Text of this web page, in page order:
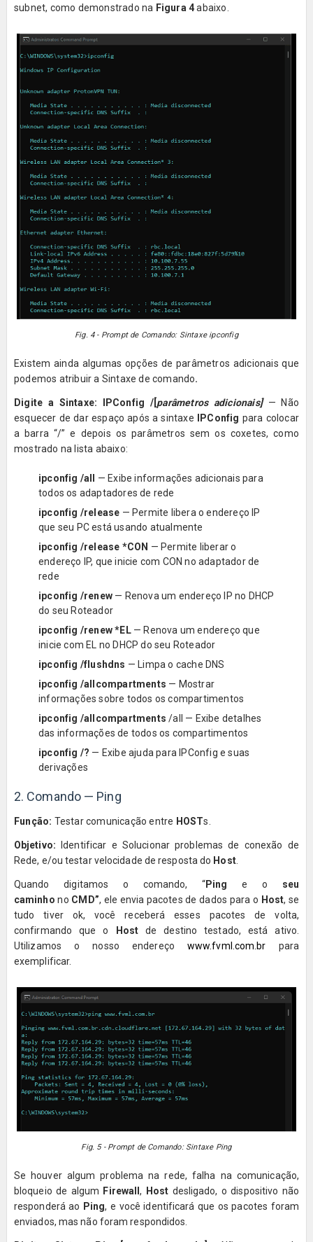
subnet, como demonstrado na Figura 4abaixo.
Fig. 4 - Prompt de Comando: Sintaxe ipconfig
Existem ainda algumas opções de parâmetros adicionais que
podemos atribuir a Sintaxe de comando.
Digite a Sintaxe: IPConfig /[parâmetros adicionais]— Não
esquecer de dar espaço após a sintaxe IPConfig para colocar
a barra “/” e depois os parâmetros sem os coxetes, como
mostrado na lista abaixo:
ipconfig /all — Exibe informações adicionais para
todos os adaptadores de rede
ipconfig /release — Permite libera o endereço IP
que seu PC está usando atualmente
ipconfig /release *CON — Permite liberar o
endereço IP, que inicie com CON no adaptador de
rede
ipconfig /renew— Renova um endereço IP no DHCP
do seu Roteador
ipconfig /renew *EL— Renova um endereço que
inicie com EL no DHCP do seu Roteador
ipconfig /flushdns — Limpa o cache DNS
ipconfig /allcompartments — Mostrar
informações sobre todos os compartimentos
ipconfig /allcompartments /all — Exibe detalhes
das informações de todos os compartimentos
ipconfig /? — Exibe ajuda para IPConfig e suas
derivações
2. Comando — Ping
Função: Testar comunicação entre HOSTs.
Objetivo: Identificar e Solucionar problemas de conexão de
Rede, e/ou testar velocidade de resposta do Host.
Quando digitamos o comando, “Pinge o seu
caminho no CMD”, ele envia pacotes de dados para o Host, se
tudo tiver ok,você receberá esses pacotes de volta,
confirmando que o Host de destino testado, está ativo.
Utilizamos o nosso endereço www.fvml.com.br para
exemplificar.
Fig. 5 - Prompt de Comando: Sintaxe Ping
Se houver algum problema na rede, falha na comunicação,
bloqueio de algum Firewall, Host desligado, o dispositivo não
responderá ao Ping, e você identificará que os pacotes foram
enviados, mas não foram respondidos.